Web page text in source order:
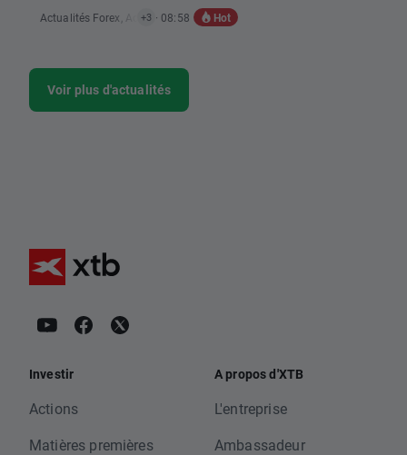
Actualités Forex Actualités Matières Premières
+3 · 08:58 Hot
Voir plus d'actualités
Investir
Actions
Matières premières
A propos d'XTB
L'entreprise
Ambassadeur